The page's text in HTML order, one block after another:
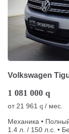
Volkswagen
1 081 000 q
от 21 961 q / мес.
Механика •
1.4 л. / 150 л.с. •